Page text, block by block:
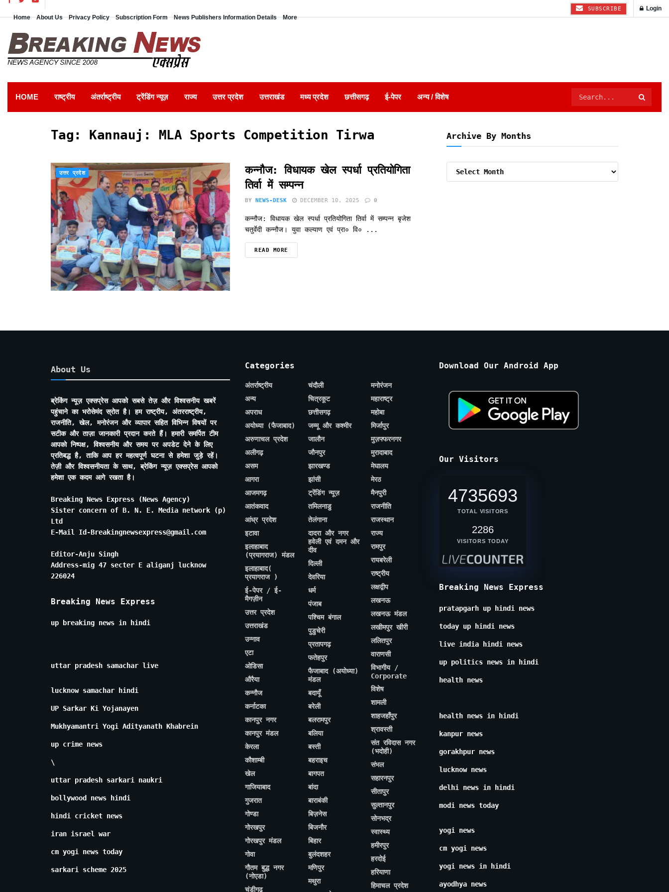
Home About Us Privacy Policy Subscription Form News Publishers Information Details More
SUBSCRIBE Login
HOME राष्ट्रीय अंतर्राष्ट्रीय ट्रेंडिंग न्यूज़ राज्य उत्तर प्रदेश उत्तराखंड मध्य प्रदेश छत्तीसगढ़ ई-पेपर अन्य / विशेष
Tag: Kannauj: MLA Sports Competition Tirwa
उत्तर प्रदेश
कन्नौज: विधायक खेल स्पर्धा प्रतियोगिता
तिर्वा में सम्पन्न
BY NEWS-DESK DECEMBER 10, 2025 0
कन्नौज: विधायक खेल स्पर्धा प्रतियोगिता तिर्वा में सम्पन्न बृजेश
चतुर्वेदी कन्नौज। युवा कल्याण एवं प्रा० वि० ...
READ MORE
Archive By Months
About Us
ब्रेकिंग न्यूज़ एक्सप्रेस आपको सबसे तेज़ और विश्वसनीय खबरें
पहुंचाने का भरोसेमंद स्रोत है। हम राष्ट्रीय, अंतरराष्ट्रीय,
राजनीति, खेल, मनोरंजन और व्यापार सहित विभिन्न विषयों पर
सटीक और ताज़ा जानकारी प्रदान करते हैं। हमारी समर्पित टीम
आपको निष्पक्ष, विश्वसनीय और समय पर अपडेट देने के लिए
प्रतिबद्ध है, ताकि आप हर महत्वपूर्ण घटना से हमेशा जुड़े रहें।
तेज़ी और विश्वसनीयता के साथ, ब्रेकिंग न्यूज़ एक्सप्रेस आपको
हमेशा एक कदम आगे रखता है।
Breaking News Express (News Agency)
Sister concern of B. N. E. Media network (p)
Ltd
E-Mail Id-Breakingnewsexpress@gmail.com
Editor-Anju Singh
Address-mig 47 secter E aliganj lucknow
226024
Breaking News Express
up breaking news in hindi
uttar pradesh samachar live
lucknow samachar hindi
UP Sarkar Ki Yojanayen
Mukhyamantri Yogi Adityanath Khabrein
up crime news
\
uttar pradesh sarkari naukri
bollywood news hindi
hindi cricket news
iran israel war
cm yogi news today
sarkari scheme 2025
Categories
अंतर्राष्ट्रीय
अन्य
अपराध
अयोध्या (फैजाबाद)
अरुणाचल प्रदेश
अलीगढ़
असम
आगरा
आजमगढ़
आतंकवाद
आंध्र प्रदेश
इटावा
इलाहाबाद
(प्रयागराज) मंडल
इलाहाबाद(
प्रयागराज )
ई-पेपर / ई-
मैगज़ीन
उत्तर प्रदेश
उत्तराखंड
उन्नाव
एटा
ओडिसा
औरैया
कन्नौज
कर्नाटका
कानपुर नगर
कानपुर मंडल
केरला
कौशाम्बी
खेल
गाजियाबाद
गुजरात
गोण्डा
गोरखपुर
गोरखपुर मंडल
गोवा
गौतम बुद्ध नगर
(नोएडा)
चंडीगढ़
चंदौली
चित्रकूट
छत्तीसगढ़
जम्मू और कश्मीर
जालौन
जौनपुर
झारखण्ड
झांसी
ट्रेंडिंग न्यूज़
तमिलनाडु
तेलंगाना
दादरा और नगर
हवेली एवं दमन और
दीव
दिल्ली
देवरिया
धर्म
पंजाब
पश्चिम बंगाल
पुडुचेरी
प्रतापगढ़
फतेहपुर
फैजाबाद (अयोध्या)
मंडल
बदायूँ
बरेली
बलरामपुर
बलिया
बस्ती
बहराइच
बागपत
बांदा
बाराबंकी
बिज़नेस
बिजनौर
बिहार
बुलंदशहर
मणिपुर
मथुरा
मनोरंजन
महाराष्ट्र
महोबा
मिर्जापुर
मुज़फ्फरनगर
मुरादाबाद
मेघालय
मेरठ
मैनपुरी
राजनीति
राजस्थान
राज्य
रामपुर
रायबरेली
राष्ट्रीय
लक्षद्वीप
लखनऊ
लखनऊ मंडल
लखीमपुर खीरी
ललितपुर
वाराणसी
विभागीय /
Corporate
विशेष
शामली
शाहजहाँपुर
श्रावस्ती
संत रविदास नगर
(भदोही)
संभल
सहारनपुर
सीतापुर
सुल्तानपुर
सोनभद्र
स्वास्थ्य
हमीरपुर
हरदोई
हरियाणा
हिमाचल प्रदेश
Download Our Android App
Our Visitors
4735693
TOTAL VISITORS
2286
VISITORS TODAY
Breaking News Express
pratapgarh up hindi news
today up hindi news
live india hindi news
up politics news in hindi
health news
health news in hindi
kanpur news
gorakhpur news
lucknow news
delhi news in hindi
modi news today
yogi news
cm yogi news
yogi news in hindi
ayodhya news